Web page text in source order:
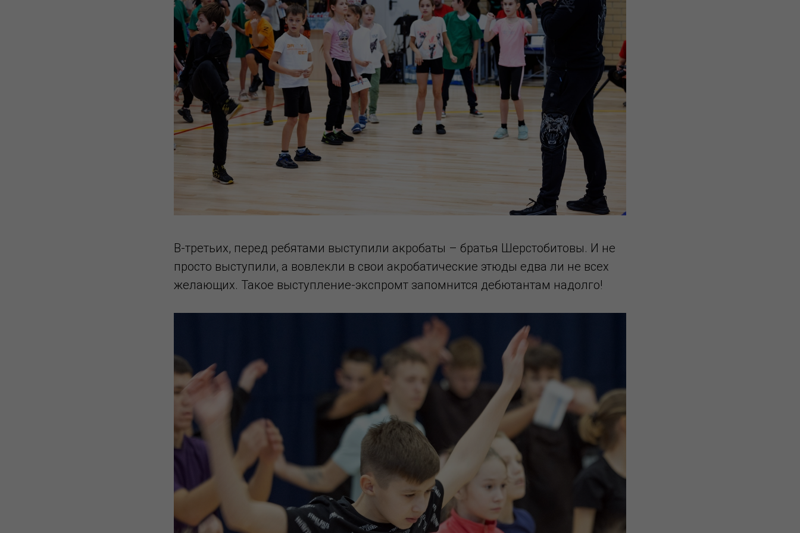
В-третьих, перед ребятами выступили акробаты – братья Шерстобитовы. И не
просто выступили, а вовлекли в свои акробатические этюды едва ли не всех
желающих. Такое выступление-экспромт запомнится дебютантам надолго!